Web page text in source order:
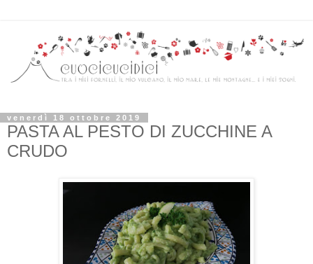
venerdì 18 ottobre 2019
PASTA AL PESTO DI ZUCCHINE A
CRUDO